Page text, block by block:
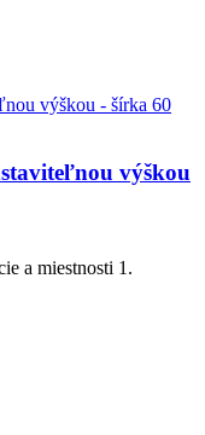
výškou
a miestnosti 1.